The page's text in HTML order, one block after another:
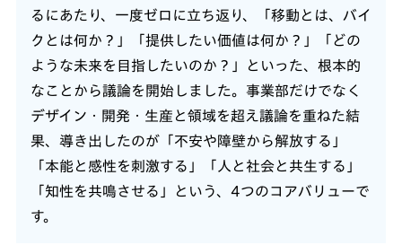
るにあたり、一度ゼロに立ち返り、「移動とは、バイ
クとは何か？」「提供したい価値は何か？」「どの
ような未来を目指したいのか？」といった、根本的
なことから議論を開始しました。事業部だけでなく
デザイン・開発・生産と領域を超え議論を重ねた結
果、導き出したのが「不安や障壁から解放する」
「本能と感性を刺激する」「人と社会と共生する」
「知性を共鳴させる」という、4つのコアバリューで
す。